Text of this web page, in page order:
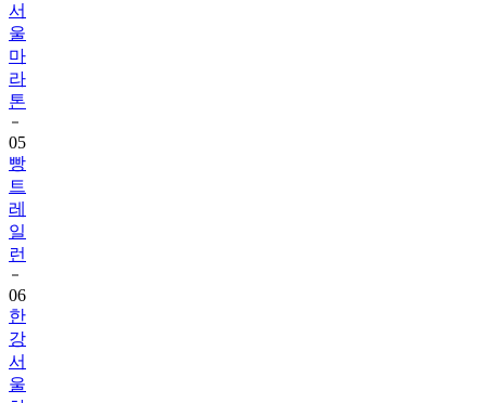
서
울
마
라
톤
05
빵
트
레
일
런
06
한
강
서
울